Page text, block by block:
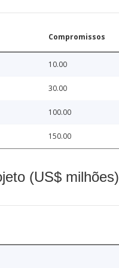
Compromissos
10.00
30.00
100.00
150.00
(US$ milhões)